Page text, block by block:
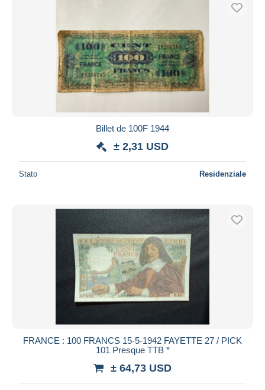
Billet de 100F 1944
± 2,31 USD
Stato Residenziale
FRANCE : 100 FRANCS 15-5-1942 FAYETTE 27 / PICK
101 Presque TTB *
± 64,73 USD